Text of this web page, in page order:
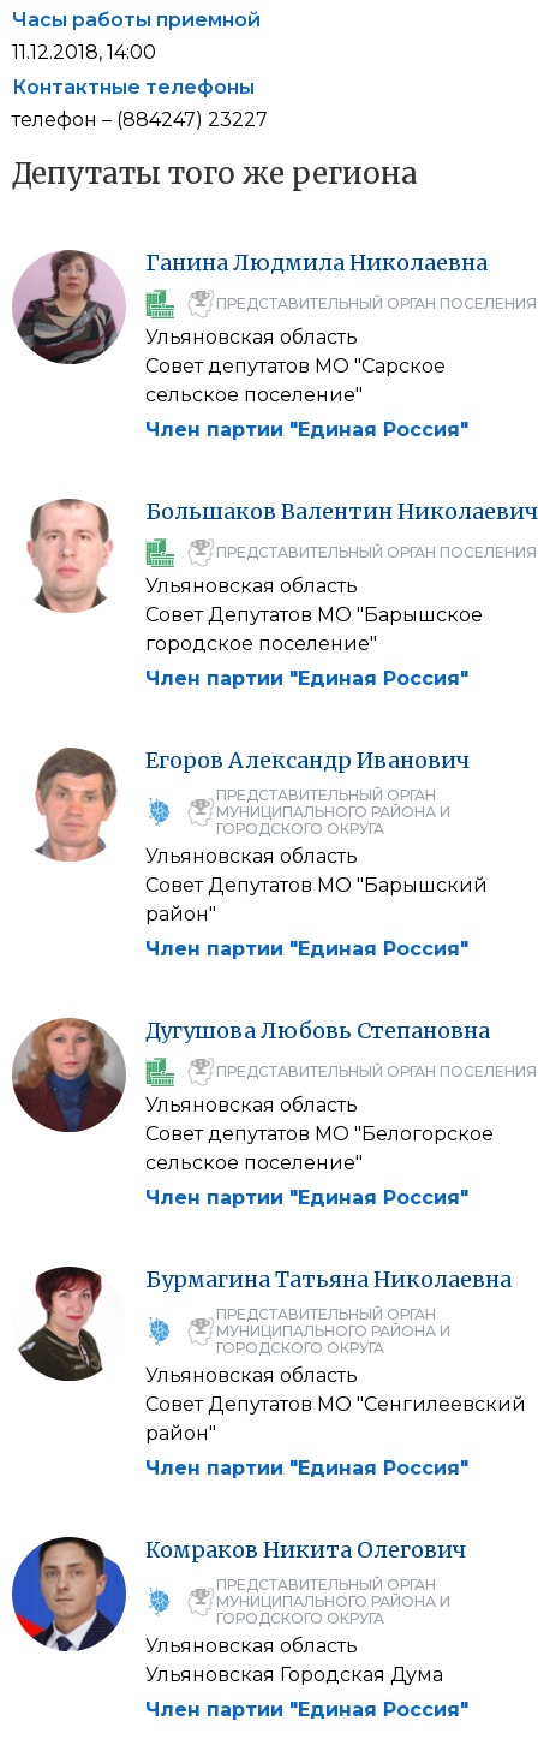
Часы работы приемной
11.12.2018, 14:00
Контактные телефоны
телефон – (884247) 23227
Депутаты того же региона
ГанинаЛюдмилаНиколаевна
ПРЕДСТАВИТЕЛЬНЫЙ ОРГАН ПОСЕЛЕНИЯ
Ульяновская область
Совет депутатов МО "Сарское
сельское поселение"
Член партии "Единая Россия"
Большаков ВалентинНиколаевич
ПРЕДСТАВИТЕЛЬНЫЙ ОРГАН ПОСЕЛЕНИЯ
Ульяновская область
Совет Депутатов МО "Барышское
городское поселение"
Член партии "Единая Россия"
Егоров Александр Иванович
ПРЕДСТАВИТЕЛЬНЫЙ ОРГАН
МУНИЦИПАЛЬНОГО РАЙОНА И
ГОРОДСКОГО ОКРУГА
Ульяновская область
Совет Депутатов МО "Барышский
район"
Член партии "Единая Россия"
ДугушоваЛюбовь Степановна
ПРЕДСТАВИТЕЛЬНЫЙ ОРГАН ПОСЕЛЕНИЯ
Ульяновская область
Совет депутатов МО "Белогорское
сельское поселение"
Член партии "Единая Россия"
БурмагинаТатьянаНиколаевна
ПРЕДСТАВИТЕЛЬНЫЙ ОРГАН
МУНИЦИПАЛЬНОГО РАЙОНА И
ГОРОДСКОГО ОКРУГА
Ульяновская область
Совет Депутатов МО "Сенгилеевский
район"
Член партии "Единая Россия"
Комраков Никита Олегович
ПРЕДСТАВИТЕЛЬНЫЙ ОРГАН
МУНИЦИПАЛЬНОГО РАЙОНА И
ГОРОДСКОГО ОКРУГА
Ульяновская область
Ульяновская Городская Дума
Член партии "Единая Россия"